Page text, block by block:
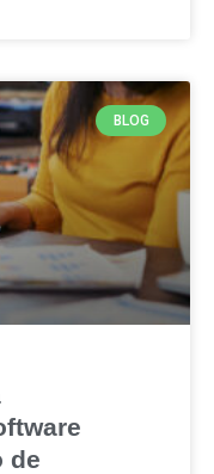
BLOG
de